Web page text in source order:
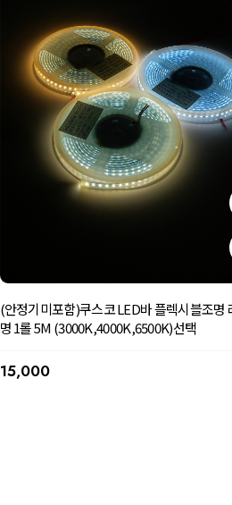
(안정기미포함)쿠스코 LED바 플렉시블조명
명 1롤 5M (3000K,4000K,6500K)선택
15,000